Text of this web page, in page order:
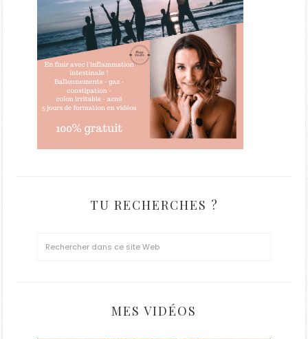
TU RECHERCHES ?
MES VIDÉOS